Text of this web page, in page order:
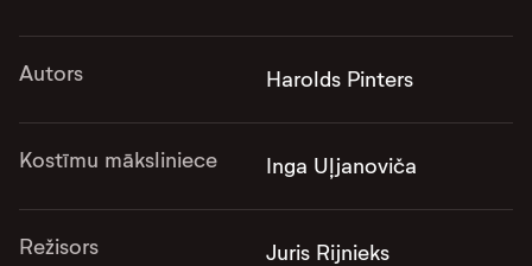
Autors Harolds Pinters
Kostīmu māksliniece Inga Uļjanoviča
Režisors Juris Rijnieks